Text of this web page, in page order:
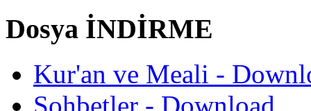
Dosya İNDİRME
Kur'an ve Meali -